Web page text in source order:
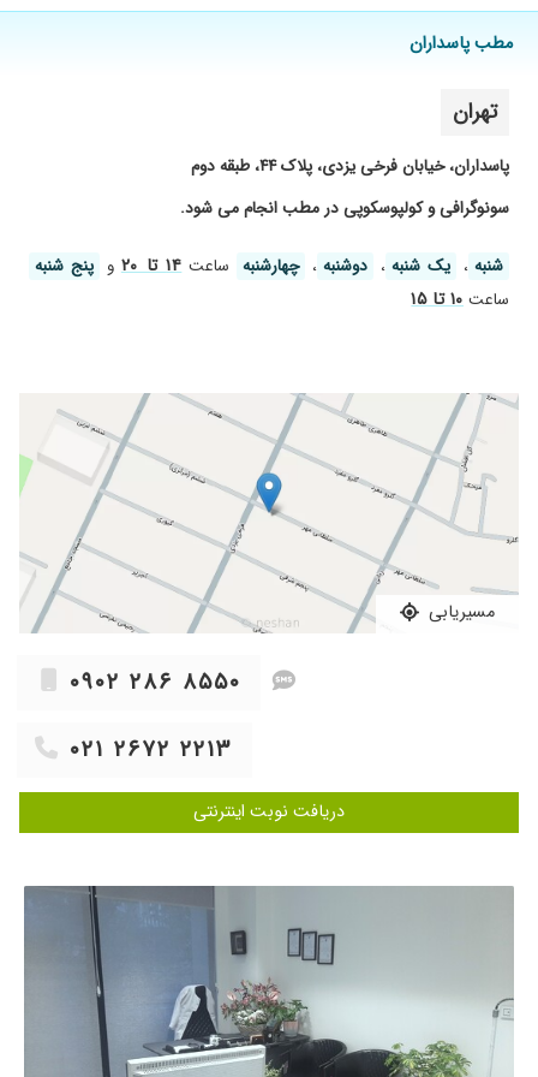
بودم و زایمان کردم پیششون و خیلی راضی بودم.
عفونت زنان د
فعلا خوب بوده
۱۴۰۴/۱۰/۲۹
رفت و خیلی وقت میگذارند حرف شما رو میشنون و
توصیه و داروی لازم رو ارائه میدن.ممنونم ازشون
صبور و با حوصله و کاربلد با آرامش جواب تمام
سوالات رو میدن ودرمان رو جلو می برندو جای
نگرانی باقی نمی مونه
۱۴۰۵/۰۳/۲۰
اخلاق عالی ۱۴۰۲/۱۱/۰۲
من برای معاینه پیش ایشان رفتم و عالی بودن ۱۴۰۳/۰۶/۱۸
من تنبلی تخمدان داشتم خداروشکر الان حالم
۱۴۰۳/۰۷/۱۴
سلام ایشون پزشک بسیار خوبی هستند وباحوصله ۱۴۰۴/۰۵/۱۸
بسیار با شخصیت و مهربان و خیلی برای گوش دادن
به حرفاتون زمان میذارن اصلا عجلهای جواب نمیده
نمیتونستن بشینن منتظر بمونن
بسیاااار صبور و با اخلاق و خوش برخورد و با دقت
بسیار عالی
بهترین دکتر زنانی بودن که رفتم،خیلی با حوصله و
خوش اخلاق هستن،و زمان زیادی برای ویزیت
مطب پاسداران
تهران
پاسداران، خیابان فرخی یزدی، پلاک ۴۴، طبقه دوم
سونوگرافی و کولپوسکوپی در مطب انجام می شود.
شنبه ، یک شنبه ، دوشنبه ، چهارشنبه ساعت۱۴ تا ۲۰ و پنج شنبه
ساعت۱۰ تا ۱۵
مسیریابی
۰۹۰۲ ۲۸۶ ۸۵۵۰
۰۲۱ ۲۶۷۲ ۲۲۱۳
دریافت نوبت اینترنتی